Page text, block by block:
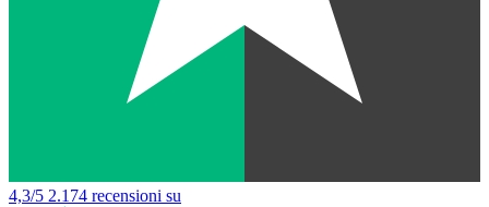
4,3/5 2.174 recensioni su